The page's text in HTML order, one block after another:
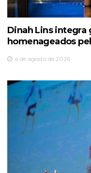
Dinah Lins integra
homenageados
4 de agosto de 2026